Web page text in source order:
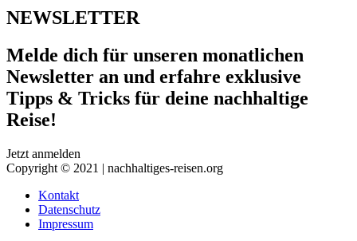
NEWSLETTER
Melde dich für unseren monatlichen
Newsletter an und erfahre exklusive
Tipps & Tricks für deine nachhaltige
Reise!
Jetzt anmelden
Copyright © 2021 | nachhaltiges-reisen.org
Kontakt
Datenschutz
Impressum